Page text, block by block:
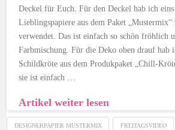
Deckel für Euch. Für den Deckel hab ich
Lieblingspapiere aus dem Paket
verwendet. Das ist einfach so schön fröhlich
Farbmischung. Für die Deko oben drauf hab
Schildkröte aus dem Produkpaket „Chill-
sie ist einfach …
Artikel weiter lesen
DESIGNERPAPIER MUSTERMIX FREITAGSVIDEO